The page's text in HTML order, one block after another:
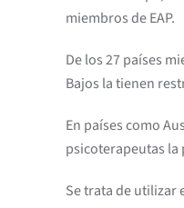
miembros de EAP.
De los 27 países
Bajos la tienen
En países como
psicoterapeutas
Se trata de utilizar